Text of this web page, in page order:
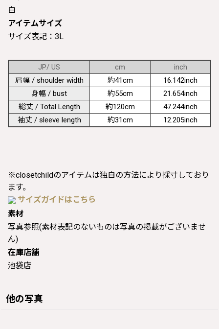
白
アイテムサイズ
サイズ表記：3L
JP/ US cm
inch
肩幅 / shoulder width
約41cm
16.142inch
身幅 / bust
約55cm
21.654inch
総丈 / Total Length
約120cm
47.244inch
袖丈 / sleeve length
約31cm 12.205inch
※closetchildのアイテムは独自の方法により採寸しており
ます。
サイズガイドはこちら
素材
写真参照(素材表記のないものは写真の掲載がございませ
ん)
在庫店舗
池袋店
他の写真